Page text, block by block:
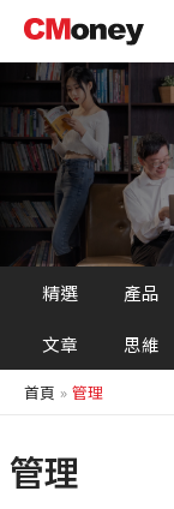
主
容
精選
文章
產品
思維
首頁 管理
管理